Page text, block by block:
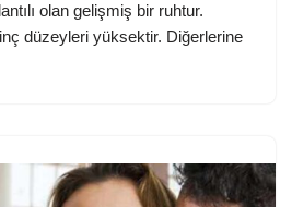
olan gelişmiş bir ruhtur.
düzeyleri yüksektir. Diğerlerine